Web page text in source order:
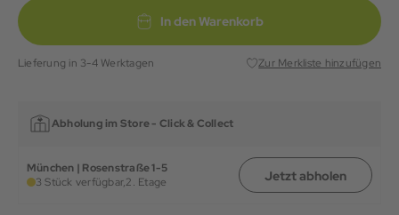
In den Warenkorb
Lieferung in 3-4 Werktagen Zur Merkliste hinzufügen
Abholung im Store - Click & Collect
München | Rosenstraße 1-5
3 Stück verfügbar,2. Etage Jetzt abholen